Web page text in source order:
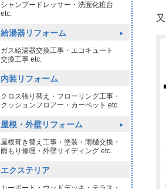
シャンプードレッサー・洗面化粧台
etc.
給湯器リフォーム
ガス給湯器交換工事・エコキュート
交換工事 etc.
内装リフォーム
クロス張り替え・フローリング工事・
クッションフロアー・カーペット etc.
屋根・外壁リフォーム
屋根葺き替え工事・塗装・雨樋交換・
雨もり修理・外壁サイディング etc.
エクステリア